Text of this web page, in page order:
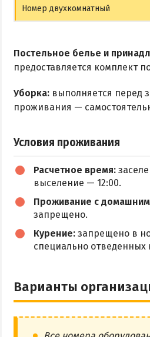
Номер двухкомнатный
Постельное белье и
предоставляется комплект
Уборка: выполняется перед
проживания —
Условия проживания
Расчетное время:
выселение — 12:00.
Проживание с
запрещено.
Курение: запрещено в
специально отведенных
Варианты